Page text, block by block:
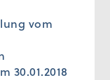
vom
30.01.2018